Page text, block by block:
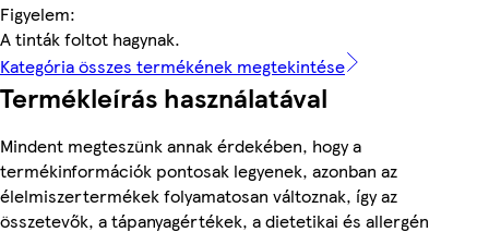
Figyelem:
A tinták foltot hagynak.
Kategória összes termékének megtekintése
Termékleírás használatával
Mindent megteszünk annak érdekében, hogy a
termékinformációk pontosak legyenek, azonban az
élelmiszertermékek folyamatosan változnak, így az
összetevők, a tápanyagértékek, a dietetikai és allergén